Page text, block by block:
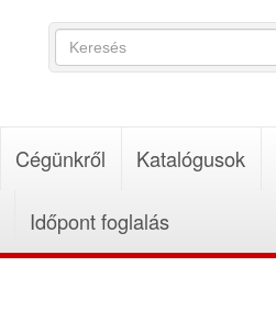
Keresés
űrlap
Cégünkről Katalógusok
Időpont foglalás